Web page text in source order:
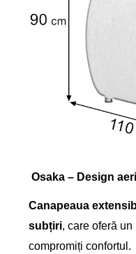
Osaka – Design
Canapeaua
subțiri, care oferă
compromiți confortul.